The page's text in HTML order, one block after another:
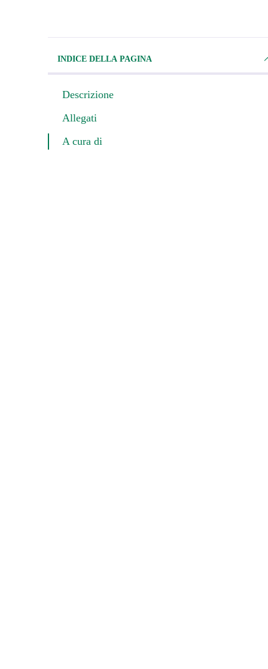
INDICE DELLA PAGINA
Descrizione
Allegati
A cura di